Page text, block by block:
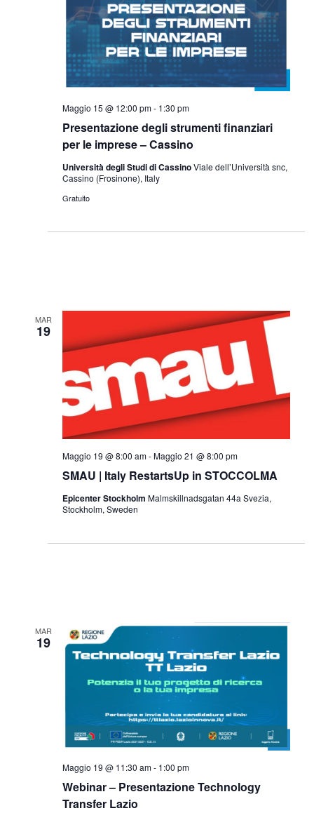
Presentazione degli strumenti finanziari
per le imprese – Cassino
Maggio 15 @ 12:00 pm- 1:30 pm
Università degli Studi di CassinoViale dell’Università snc,
Cassino (Frosinone), Italy
Gratuito
MAR
19
SMAU | Italy RestartsUp in STOCCOLMA
Maggio 19 @ 8:00 am-Maggio 21 @ 8:00 pm
Epicenter Stockholm Malmskillnadsgatan 44a Svezia,
Stockholm, Sweden
MAR
19
Webinar – Presentazione Technology
Transfer Lazio
Maggio 19 @ 11:30 am- 1:00 pm